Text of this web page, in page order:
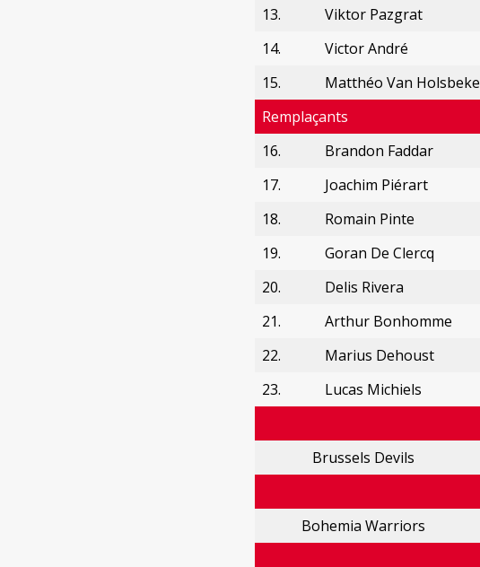
13.
Viktor Pazgrat
14.
Victor André
15.
Matthéo Van Holsbeke
Remplaçants
16.
Brandon Faddar
17.
Joachim Piérart
18.
Romain Pinte
19.
Goran De Clercq
20.
Delis Rivera
21.
Arthur Bonhomme
22.
Marius Dehoust
23.
Lucas Michiels
Brussels Devils
Bohemia Warriors